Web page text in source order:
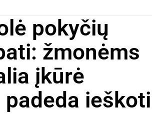
pokyčių
žmonėms
įkūrė
padeda ieškoti